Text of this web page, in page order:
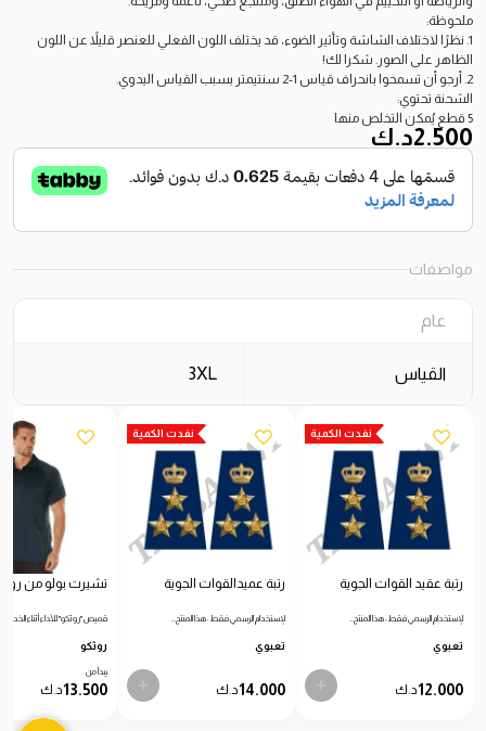
ملحوظة:
1. نظرًا لاختلاف الشاشة وتأثير الضوء، قد يختلف اللون الفعلي للعنصر قليلاً عن اللون
الظاهر على الصور. شكرا لك!
2. أرجو أن تسمحوا بانحراف قياس 1-2 سنتيمتر بسبب القياس اليدوي.
الشحنة تحتوي:
5 قطع يُمكن التخلص منها
2.500د.ك
مواصفات
عام
القياس 3XL
نفدت الكمية
رتبة عقيد القوات الجوية
لإستخدام الرسمي فقط: هذا المنتج…
تعبوي
12.000د.ك
نفدت الكمية
رتبة عميدالقوات الجوية
لإستخدام الرسمي فقط: هذا المنتج…
تعبوي
14.000د.ك
تشيرت بولو من
قميص "روثكو" للأداء أثناء الخدمة…
روثكو
يبدأ من
13.500د.ك